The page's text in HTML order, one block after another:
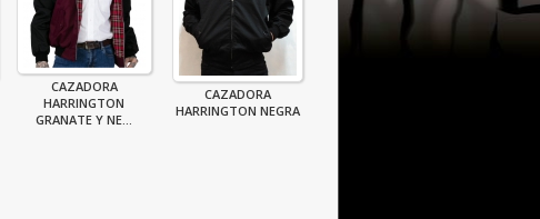
CAZADORA
HARRINGTON
GRANATE Y NE...
CAZADORA
HARRINGTON NEGRA